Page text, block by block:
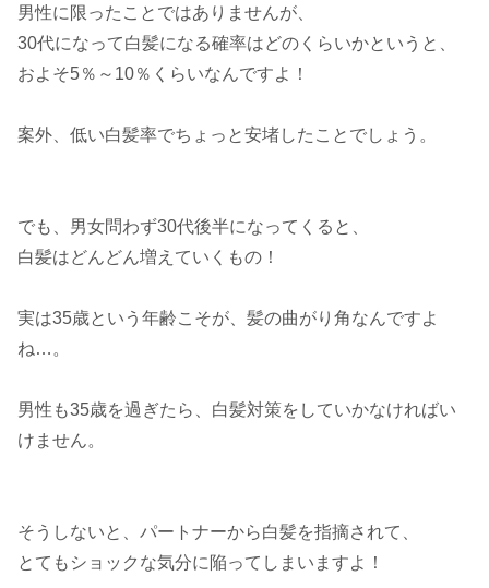
男性に限ったことではありませんが、
30代になって白髪になる確率はどのくらいかというと、
およそ5％～10％くらいなんですよ！
案外、低い白髪率でちょっと安堵したことでしょう。
でも、男女問わず30代後半になってくると、
白髪はどんどん増えていくもの！
実は35歳という年齢こそが、髪の曲がり角なんですよ
ね…。
男性も35歳を過ぎたら、白髪対策をしていかなければい
けません。
そうしないと、パートナーから白髪を指摘されて、
とてもショックな気分に陥ってしまいますよ！